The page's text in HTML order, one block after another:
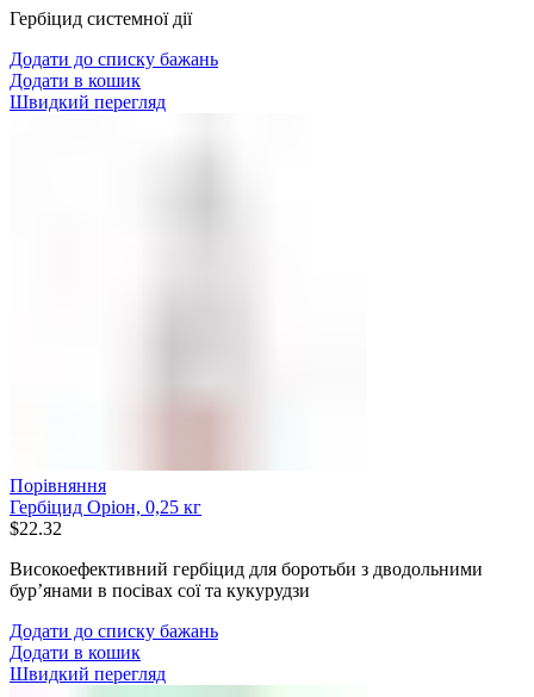
Гербіцид системної дії
Додати до списку бажань
Додати в кошик
Швидкий перегляд
Порівняння
Гербіцид Оріон, 0,25 кг
$22.32
Високоефективний гербіцид для боротьби з дводольними
бур’янами в посівах сої та кукурудзи
Додати до списку бажань
Додати в кошик
Швидкий перегляд